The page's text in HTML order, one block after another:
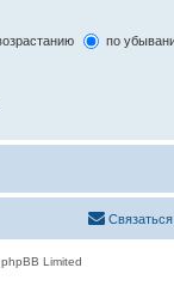
по
Limited